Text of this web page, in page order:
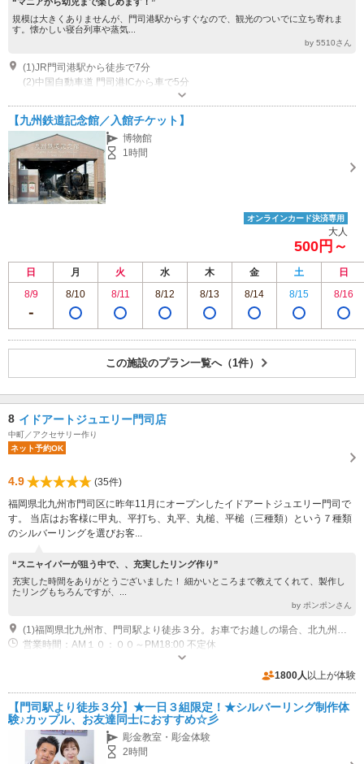
規模は大きくありませんが、門司港駅からすぐなので、観光のついでに立ち寄れま
す。懐かしい寝台列車や蒸気...
by 5510さん
(1)JR門司港駅から徒歩で7分
(2)中国自動車道 門司港ICから車で5分
開館時間：9:00～17:00 （最終入場は16:30） 休館日：不定休 年10日
駐車場なし お近くのコインパーキングをご利用ください。
【九州鉄道記念館／入館チケット】
博物館
1時間
オンラインカード決済専用
大人
500円～
日 月 火 水 木 金 土
日
8/9
8/10 8/11 8/12 8/13 8/14 8/15 8/16
この施設のプラン一覧へ（1件）
8 イドアートジュエリー門司店
中町／アクセサリー作り
ネット予約OK
4.9
(35件)
福岡県北九州市門司区に昨年11月にオープンしたイドアートジュエリー門司で
す。 当店はお客様に甲丸、平打ち、丸平、丸槌、平槌（三種類）という７種類
のシルバーリングを選びお客...
“スニャイパーが狙う中で、、充実したリング作り”
充実した時間をありがとうございました！ 細かいところまで教えてくれて、製作し
たリングもちろんですが、...
by ポンポンさん
(1)福岡県北九州市、門司駅より徒歩３分。お車でお越しの場合、北九州都市高速4号線 大里出入口（ＩＣ）より5分、門司港レトロより１０分程となっております。
営業時間：AM１０：００～PM18:00 不定休
1800人 以上が体験
【門司駅より徒歩３分】★一日３組限定！★シルバーリング制作体
験♪カップル、お友達同士におすすめ☆彡
彫金教室・彫金体験
2時間